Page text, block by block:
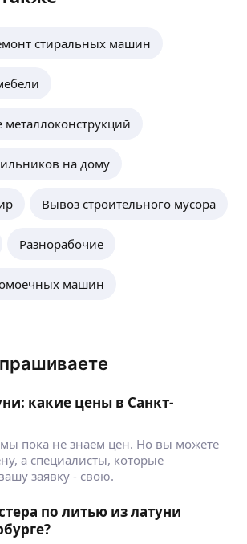
стиральных машин
металлоконструкций
на дому
Вывоз строительного мусора
Разнорабочие
машин
какие цены в Санкт-
мы пока не знаем цен. Но вы можете
а специалисты, которые
заявку - свою.
по литью из латуни